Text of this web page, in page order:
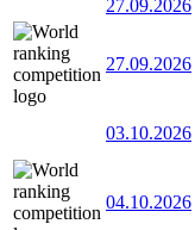
27.09.2026
27.09.2026
03.10.2026
04.10.2026